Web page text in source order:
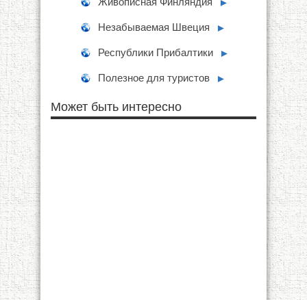
►
Незабываемая Швеция ►
Республики Прибалтики ►
Полезное для туристов ►
Может быть интересно